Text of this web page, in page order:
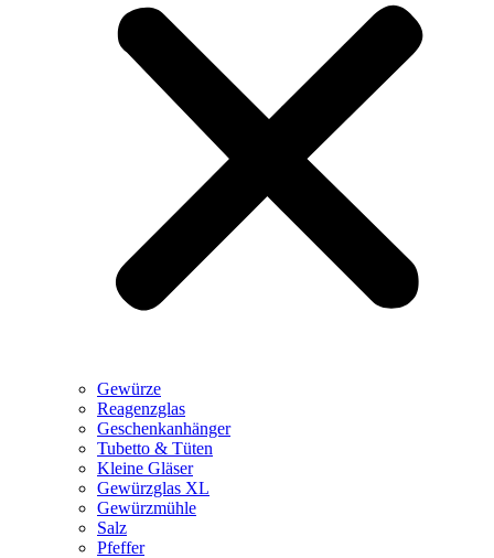
Gewürze
Reagenzglas
Geschenkanhänger
Tubetto & Tüten
Kleine Gläser
Gewürzglas XL
Gewürzmühle
Salz
Pfeffer